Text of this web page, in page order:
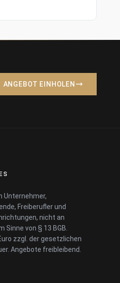
ANGEBOT EINHOLEN
Unternehmer,
Freiberufler und
nicht an
Sinne von § 13 BGB.
zzgl. der gesetzlichen
Angebote freibleibend.